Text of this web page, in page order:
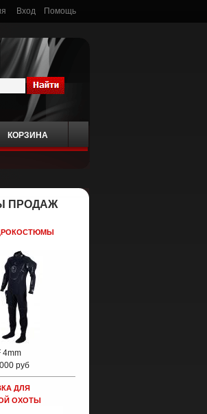
Вход Помощь
КОРЗИНА
ПРОДАЖ
4mm
руб
ДЛЯ
ОХОТЫ